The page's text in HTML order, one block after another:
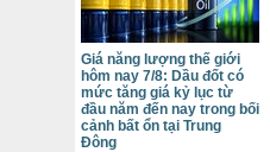
Giá năng lượng thế giới
hôm nay 7/8: Dầu đốt có
mức tăng giá kỷ lục từ
đầu năm đến nay trong bối
cảnh bất ổn tại Trung
Đông